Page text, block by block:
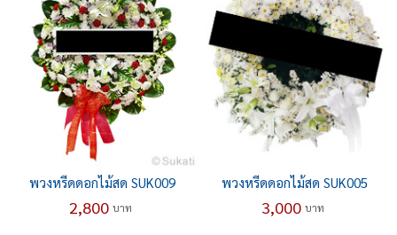
พวงหรีดดอกไม้สด SUK009
2,800 บาท
พวงหรีดดอกไม้สด SUK005
3,000 บาท